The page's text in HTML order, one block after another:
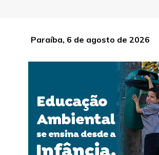
Paraíba, 6 de agosto de 2026